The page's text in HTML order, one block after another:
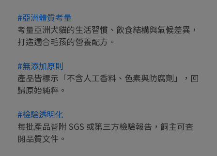
#亞洲體質考量
考量亞洲犬貓的生活習慣、飲食結構與氣候差異，
打造適合毛孩的營養配方。
#無添加原則
產品皆標示「不含人工香料、色素與防腐劑」，回
歸原始純粹。
#檢驗透明化
每批產品皆附 SGS 或第三方檢驗報告，飼主可查
閱品質文件。